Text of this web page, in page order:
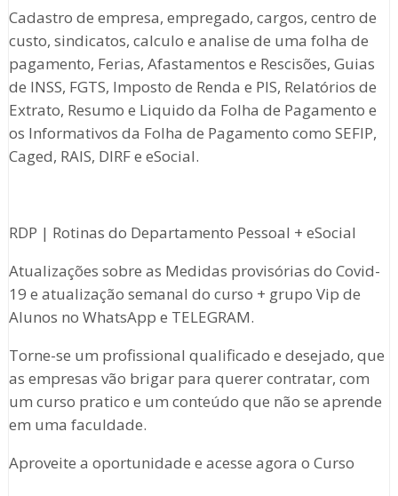
Cadastro de empresa, empregado, cargos, centro de
custo, sindicatos, calculo e analise de uma folha de
pagamento, Ferias, Afastamentos e Rescisões, Guias
de INSS, FGTS, Imposto de Renda e PIS, Relatórios de
Extrato, Resumo e Liquido da Folha de Pagamento e
os Informativos da Folha de Pagamento como SEFIP,
Caged, RAIS, DIRF e eSocial.
RDP | Rotinas do Departamento Pessoal + eSocial
Atualizações sobre as Medidas provisórias do Covid-
19 e atualização semanal do curso + grupo Vip de
Alunos no WhatsApp e TELEGRAM.
Torne-se um profissional qualificado e desejado, que
as empresas vão brigar para querer contratar, com
um curso pratico e um conteúdo que não se aprende
em uma faculdade.
Aproveite a oportunidade e acesse agora o Curso